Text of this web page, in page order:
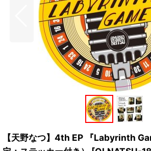
【天野なつ】4th EP 『Labyrinth